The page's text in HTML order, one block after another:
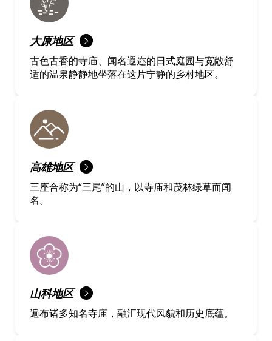
大原地区
古色古香的寺庙、闻名遐迩的日式庭园与宽敞舒
适的温泉静静地坐落在这片宁静的乡村地区。
高雄地区
三座合称为“三尾”的山，以寺庙和茂林绿草而闻
名。
山科地区
遍布诸多知名寺庙，融汇现代风貌和历史底蕴。